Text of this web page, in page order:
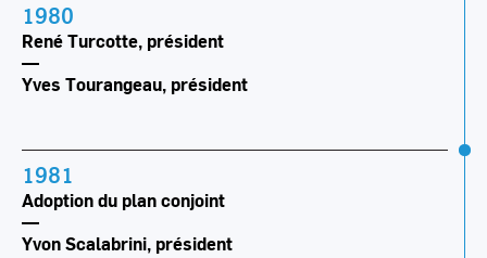
1980
René Turcotte, président
—
Yves Tourangeau, président
1981
Adoption du plan conjoint
—
Yvon Scalabrini, président